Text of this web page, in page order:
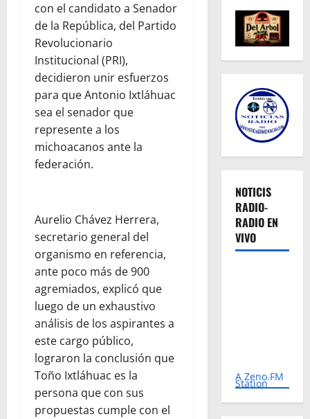
con el candidato a Senador
de la República, del Partido
Revolucionario
Institucional (PRI),
decidieron unir esfuerzos
para que Antonio Ixtláhuac
sea el senador que
represente a los
michoacanos ante la
federación.
Aurelio Chávez Herrera,
secretario general del
organismo en referencia,
ante poco más de 900
agremiados, explicó que
luego de un exhaustivo
análisis de los aspirantes a
este cargo público,
lograron la conclusión que
Toño Ixtláhuac es la
persona que con sus
propuestas cumple con el
NOTICIS
RADIO-
RADIO EN
VIVO
A Zeno.FM
Station